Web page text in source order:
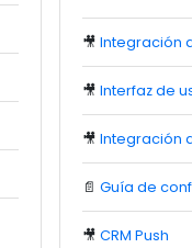
🎥Integración
🎥Interfaz de
🎥Integración
📄Guía de
🎥CRM Push